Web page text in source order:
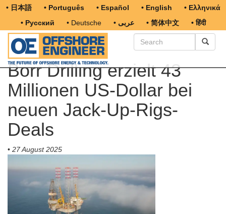
• 日本語 • Português • Español • English
• Ελληνικά
• Русский
• Deutsche • عربى • 简体中文 • हिंदी
Borr Drilling erzielt 43
Millionen US-Dollar bei
neuen Jack-Up-Rigs-
Deals
• 27 August 2025